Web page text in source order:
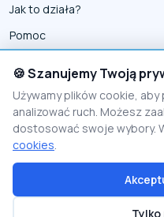
Jak to działa?
Pomoc
Reklama
Polityka prywatności
Polityka Cookies
© 2026
🍪 Szanujemy Twoją
Używamy plików cookie,
analizować ruch. Możesz
dostosować swoje wybory.
cookies.